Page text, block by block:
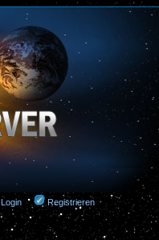
Login
Registrieren